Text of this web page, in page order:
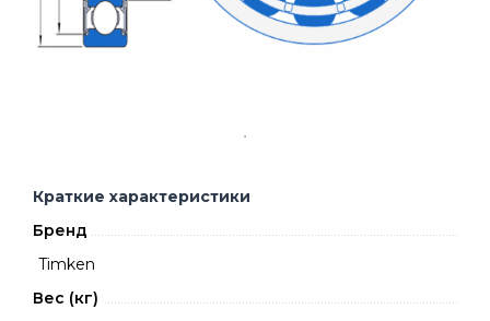
Краткие характеристики
Бренд
Timken
Вес (кг)